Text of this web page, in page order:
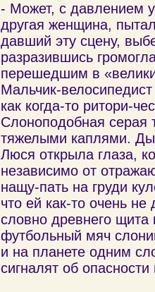
- Может, с давлением
другая женщина,
давший эту сцену,
разразившись
перешедшим в
Мальчик-
как когда-то ритори-
Слоноподобная серая
тяжелыми каплями.
Люся открыла глаза,
независимо от
нащу-пать на груди
что ей как-то очень не
словно древнего
футбольный мяч
и на планете одним
сигналят об